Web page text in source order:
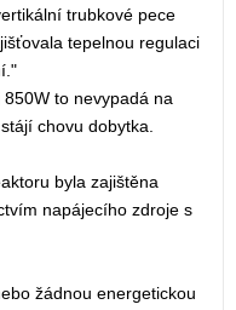
trubkové pece
tepelnou regulaci
to nevypadá na
chovu dobytka.
byla zajištěna
napájecího zdroje s
žádnou energetickou